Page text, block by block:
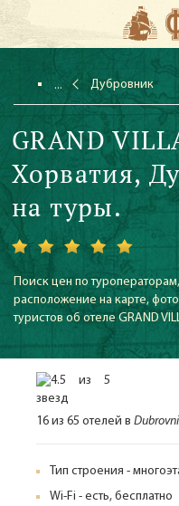
Дубровник
GRAND
Хорватия,
на туры.
Поиск цен по
расположение на карте,
туристов об отеле GRAND
16 из 65 отелей в
Тип строения -
Wi-Fi - есть, бесплатно